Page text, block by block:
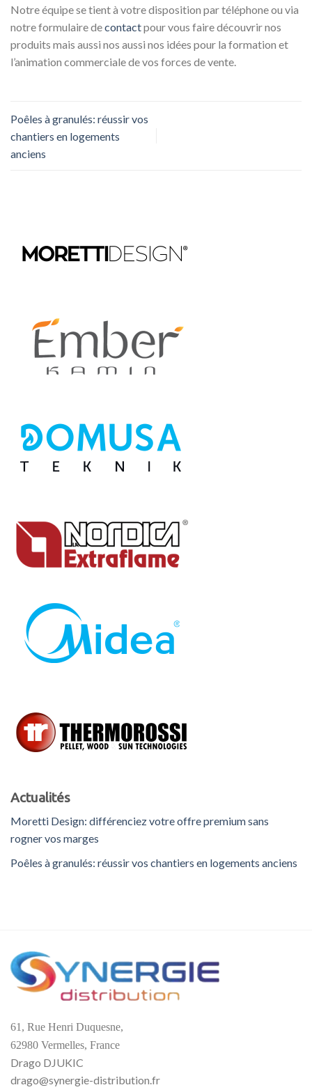
Actualités
Moretti Design: différenciez votre offre premium sans
rogner vos marges
Poêles à granulés: réussir vos chantiers en logements anciens
Notre équipe se tient à votre disposition par téléphone ou via
notre formulaire decontactpour vous faire découvrir nos
produits mais aussi nos aussi nos idées pour la formation et
l’animation commerciale de vos forces de vente.
Poêles à granulés: réussir vos
chantiers en logements
anciens
61, Rue Henri Duquesne,
62980 Vermelles, France
Drago DJUKIC
drago@synergie-distribution.fr